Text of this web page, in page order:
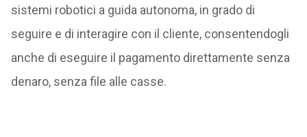
sistemi robotici a guida autonoma, in grado di
seguire e di interagire con il cliente, consentendogli
anche di eseguire il pagamento direttamente senza
denaro, senza file alle casse.